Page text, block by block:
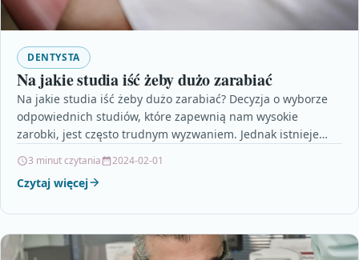
DENTYSTA
Na jakie studia iść żeby dużo zarabiać
Na jakie studia iść żeby dużo zarabiać? Decyzja o wyborze
odpowiednich studiów, które zapewnią nam wysokie
zarobki, jest często trudnym wyzwaniem. Jednak istnieje
3 minut czytania 2024-02-01
Czytaj więcej